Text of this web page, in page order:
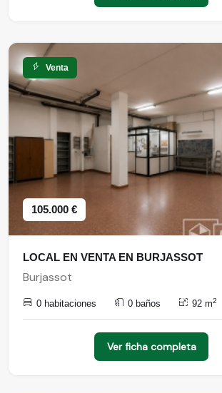
Venta
105.000 €
LOCAL EN VENTA EN BURJASSOT
Burjassot
0 habitaciones 0 baños 92 m2
Ver ficha completa